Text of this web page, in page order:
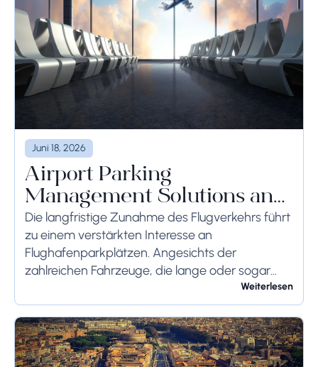
Juni 18, 2026
Airport Parking
Management Solutions and
Systems
Die langfristige Zunahme des Flugverkehrs führt
zu einem verstärkten Interesse an
Flughafenparkplätzen. Angesichts der
zahlreichen Fahrzeuge, die lange oder sogar
wochenlang auf dem Flughafengelände
verbleiben, sollten die bodenseitigen
Begrenzungen angemessen berücksichtigt
werden, um schwerwiegende Folgen zu...
Weiterlesen